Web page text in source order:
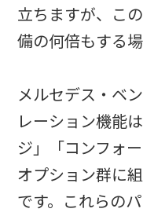
立ちますが、こ
備の何倍もする
メルセデス・ベ
レーション機能
ジ」「コンフォ
オプション群に
です。これらの